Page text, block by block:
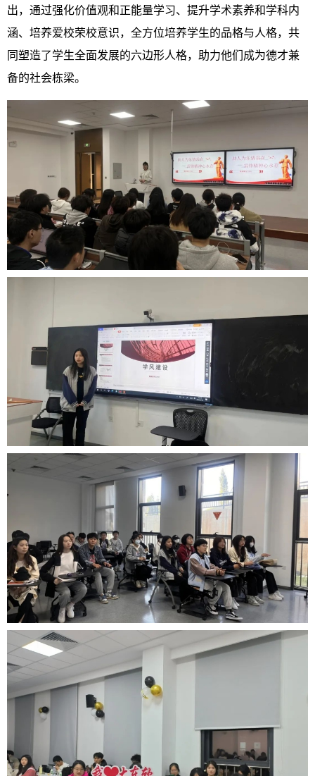
出，通过强化价值观和正能量学习、提升学术素养和学科内
涵、培养爱校荣校意识，全方位培养学生的品格与人格，共
同塑造了学生全面发展的六边形人格，助力他们成为德才兼
备的社会栋梁。